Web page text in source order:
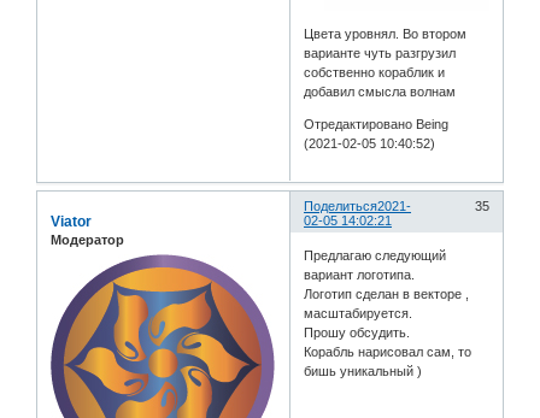
Цвета уровнял. Во втором
варианте чуть разгрузил
собственно кораблик и
добавил смысла волнам
Отредактировано Being
(2021-02-05 10:40:52)
Поделиться 35
2021-
02-05 14:02:21
Viator
Модератор
Предлагаю следующий
вариант логотипа.
Логотип сделан в векторе ,
масштабируется.
Прошу обсудить.
Корабль нарисовал сам, то
бишь уникальный )